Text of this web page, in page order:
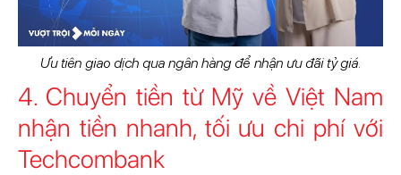
Ưu tiên giao dịch qua ngân hàng để nhận ưu đãi tỷ giá.
4. Chuyển tiền từ Mỹ về Việt Nam
nhận tiền nhanh, tối ưu chi phí với
Techcombank